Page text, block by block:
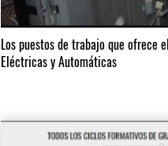
Los puestos de trabajo que ofrece
Eléctricas y Automáticas